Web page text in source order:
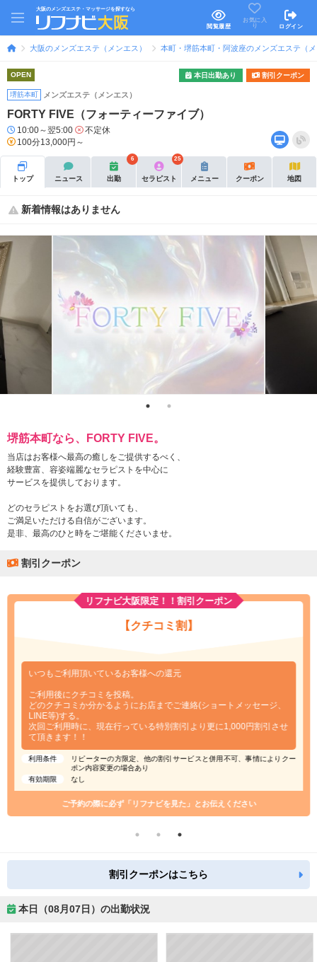
大阪のメンズエステ・マッサージを探すなら
閲覧履歴
お気に入
り
ログイン
大阪のメンズエステ（メンエス） 本町・堺筋本町・阿波座のメンズエステ（
OPEN 本日出勤あり 割引クーポン
堺筋本町 メンズエステ（メンエス）
FORTY FIVE（フォーティーファイブ）
10:00～翌5:00
不定休
100分13,000円～
トップ ニュース 出勤
6
セラピスト
25
メニュー クーポン 地図
新着情報はありません
堺筋本町なら、FORTY FIVE。
当店はお客様へ最高の癒しをご提供するべく、
経験豊富、容姿端麗なセラピストを中心に
サービスを提供しております。
どのセラピストをお選び頂いても、
ご満足いただける自信がございます。
是非、最高のひと時をご堪能くださいませ。
割引クーポン
リフナビ大阪限定！！割引クーポン
【クチコミ割】
いつもご利用頂いているお客様への還元
ご利用後にクチコミを投稿。
どのクチコミか分かるようにお店までご連絡(ショートメッセージ、
LINE等)する。
次回ご利用時に、現在行っている特別割引より更に1,000円割引させ
て頂きます！！
利用条件
リピーターの方限定、他の割引サービスと併用不可、事情によりクー
ポン内容変更の場合あり
有効期限
なし
ご予約の際に必ず「リフナビを見た」とお伝えください
割引クーポンはこちら
本日（08月07日）の出勤状況